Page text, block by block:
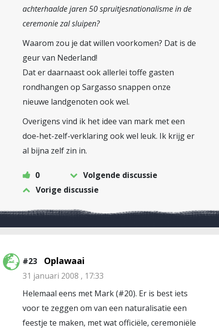
achterhaalde jaren 50 spruitjesnationalisme in de
ceremonie zal sluipen?
Waarom zou je dat willen voorkomen? Dat is de
geur van Nederland!
Dat er daarnaast ook allerlei toffe gasten
rondhangen op Sargasso snappen onze
nieuwe landgenoten ook wel.
Overigens vind ik het idee van mark met een
doe-het-zelf-verklaring ook wel leuk. Ik krijg er
al bijna zelf zin in.
0
Volgende discussie
Vorige discussie
#23 Oplawaai
31 januari 2008 , 17:33
Helemaal eens met Mark (#20). Er is best iets
voor te zeggen om van een naturalisatie een
feestje te maken, met wat officiële, ceremoniële